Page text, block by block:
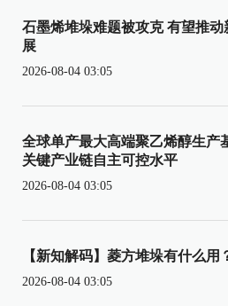
石墨烯堆垛难题被攻克 有望推
展
2026-08-04 03:05
全球单产最大高端聚乙烯醇生产
关键产业链自主可控水平
2026-08-04 03:05
【新知解码】菱方堆垛有什么用
2026-08-04 03:05